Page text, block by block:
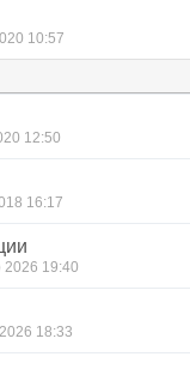
10:57
12:50
16:17
2026 19:40
18:33